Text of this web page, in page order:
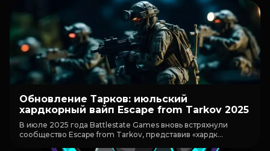
Обновление Тарков: июльский
хардкорный вайп Escape from Tarkov 2025
В июле 2025 года Battlestate Games вновь встряхнули
сообщество Escape from Tarkov, представив «хардк...